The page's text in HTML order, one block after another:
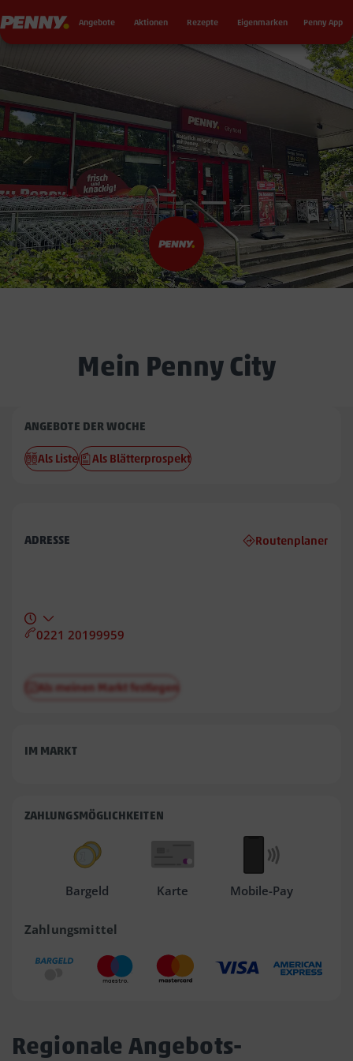
Penny Angebote Aktionen Rezepte Eigenmarken Penny App
Mein Penny City
Penny
City
ANGEBOTE DER WOCHE
Als Liste Als Blätterprospekt
ADRESSE Routenplaner
0221 20199959
Als meinen Markt festlegen
IM MARKT
ZAHLUNGSMÖGLICHKEITEN
Bargeld Karte Mobile-Pay
Zahlungsmittel
Regionale Angebots-